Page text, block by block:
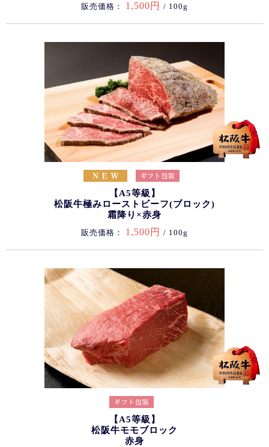
販売価格： 1,500円 / 100g
【A5等級】
松阪牛極みローストビーフ(ブロック)
霜降り×赤身
販売価格： 1,500円 / 100g
【A5等級】
松阪牛モモブロック
赤身